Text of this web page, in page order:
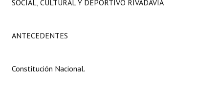
Constitución Nacional
Carta Orgánica 2007
SOCIAL, CULTURAL Y DEPORTIVO RIVADAVIA
ANTECEDENTES
Constitución Nacional.